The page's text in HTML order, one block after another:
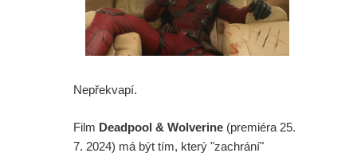
Nepřekvapí.
Film Deadpool & Wolverine (premiéra 25.
7. 2024) má být tím, který "zachrání"